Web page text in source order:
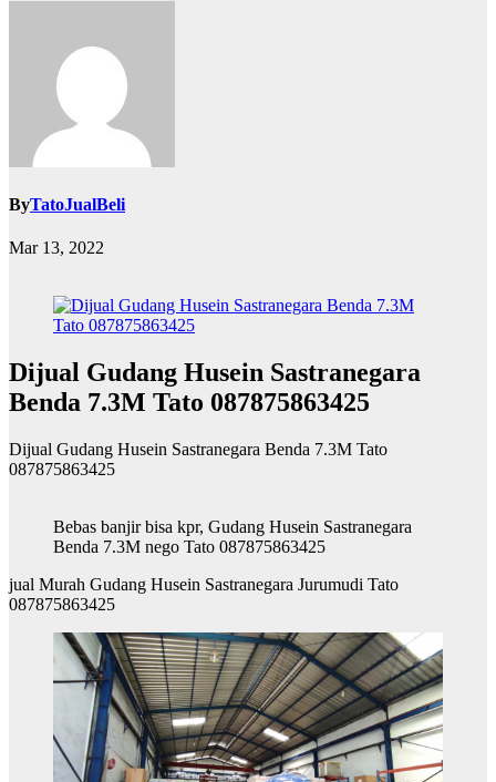
ByTatoJualBeli
Mar 13, 2022
Dijual Gudang Husein Sastranegara
Benda 7.3M Tato 087875863425
Dijual Gudang Husein Sastranegara Benda 7.3M Tato
087875863425
Bebas banjir bisa kpr, Gudang Husein Sastranegara
Benda 7.3M nego Tato 087875863425
jual Murah Gudang Husein Sastranegara Jurumudi Tato
087875863425